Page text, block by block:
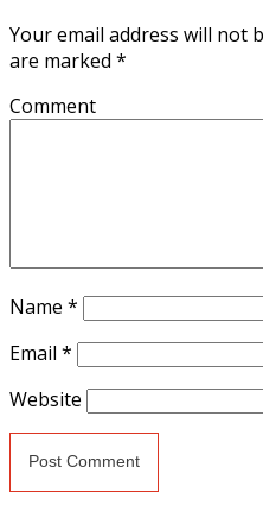
Your email address will not
are marked *
Comment
Name *
Email *
Website